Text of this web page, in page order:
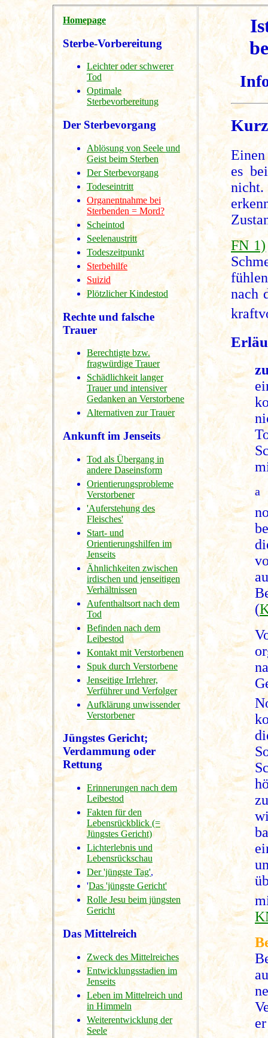
Homepage
Sterbe-Vorbereitung
Leichter oder schwerer
Tod
Optimale
Sterbevorbereitung
Der Sterbevorgang
Ablösung von Seele und
Geist beim Sterben
Der Sterbevorgang
Todeseintritt
Organentnahme bei
Sterbenden = Mord?
Scheintod
Seelenaustritt
Todeszeitpunkt
Sterbehilfe
Suizid
Plötzlicher Kindestod
Rechte und falsche
Trauer
Berechtigte bzw.
fragwürdige Trauer
Schädlichkeit langer
Trauer und intensiver
Gedanken an Verstorbene
Alternativen zur Trauer
Ankunft im Jenseits
Tod als Übergang in
andere Daseinsform
Orientierungsprobleme
Verstorbener
'Auferstehung des
Fleisches'
Start- und
Orientierungshilfen im
Jenseits
Ähnlichkeiten zwischen
irdischen und jenseitigen
Verhältnissen
Aufenthaltsort nach dem
Tod
Befinden nach dem
Leibestod
Kontakt mit Verstorbenen
Spuk durch Verstorbene
Jenseitige Irrlehrer,
Verführer und Verfolger
Aufklärung unwissender
Verstorbener
Jüngstes Gericht;
Verdammung oder
Rettung
Erinnerungen nach dem
Leibestod
Fakten für den
Lebensrückblick (=
Jüngstes Gericht)
Lichterlebnis und
Lebensrückschau
Der 'jüngste Tag',
'Das 'jüngste Gericht'
Rolle Jesu beim jüngsten
Gericht
Das Mittelreich
Zweck des Mittelreiches
Entwicklungsstadien im
Jenseits
Leben im Mittelreich und
in Himmeln
Weiterentwicklung der
Seele
es
FN 1)
nach
a
(